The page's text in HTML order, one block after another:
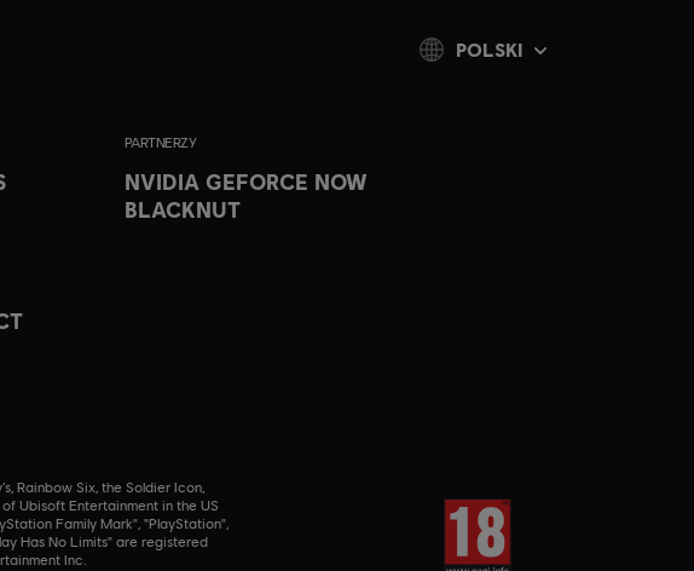
PARTNERZY
NVIDIA GEFORCE NOW
BLACKNUT
Rainbow Six, the Soldier Icon,
Ubisoft Entertainment in the US
Family Mark", "PlayStation",
Has No Limits" are registered
Inc.
POLSKI